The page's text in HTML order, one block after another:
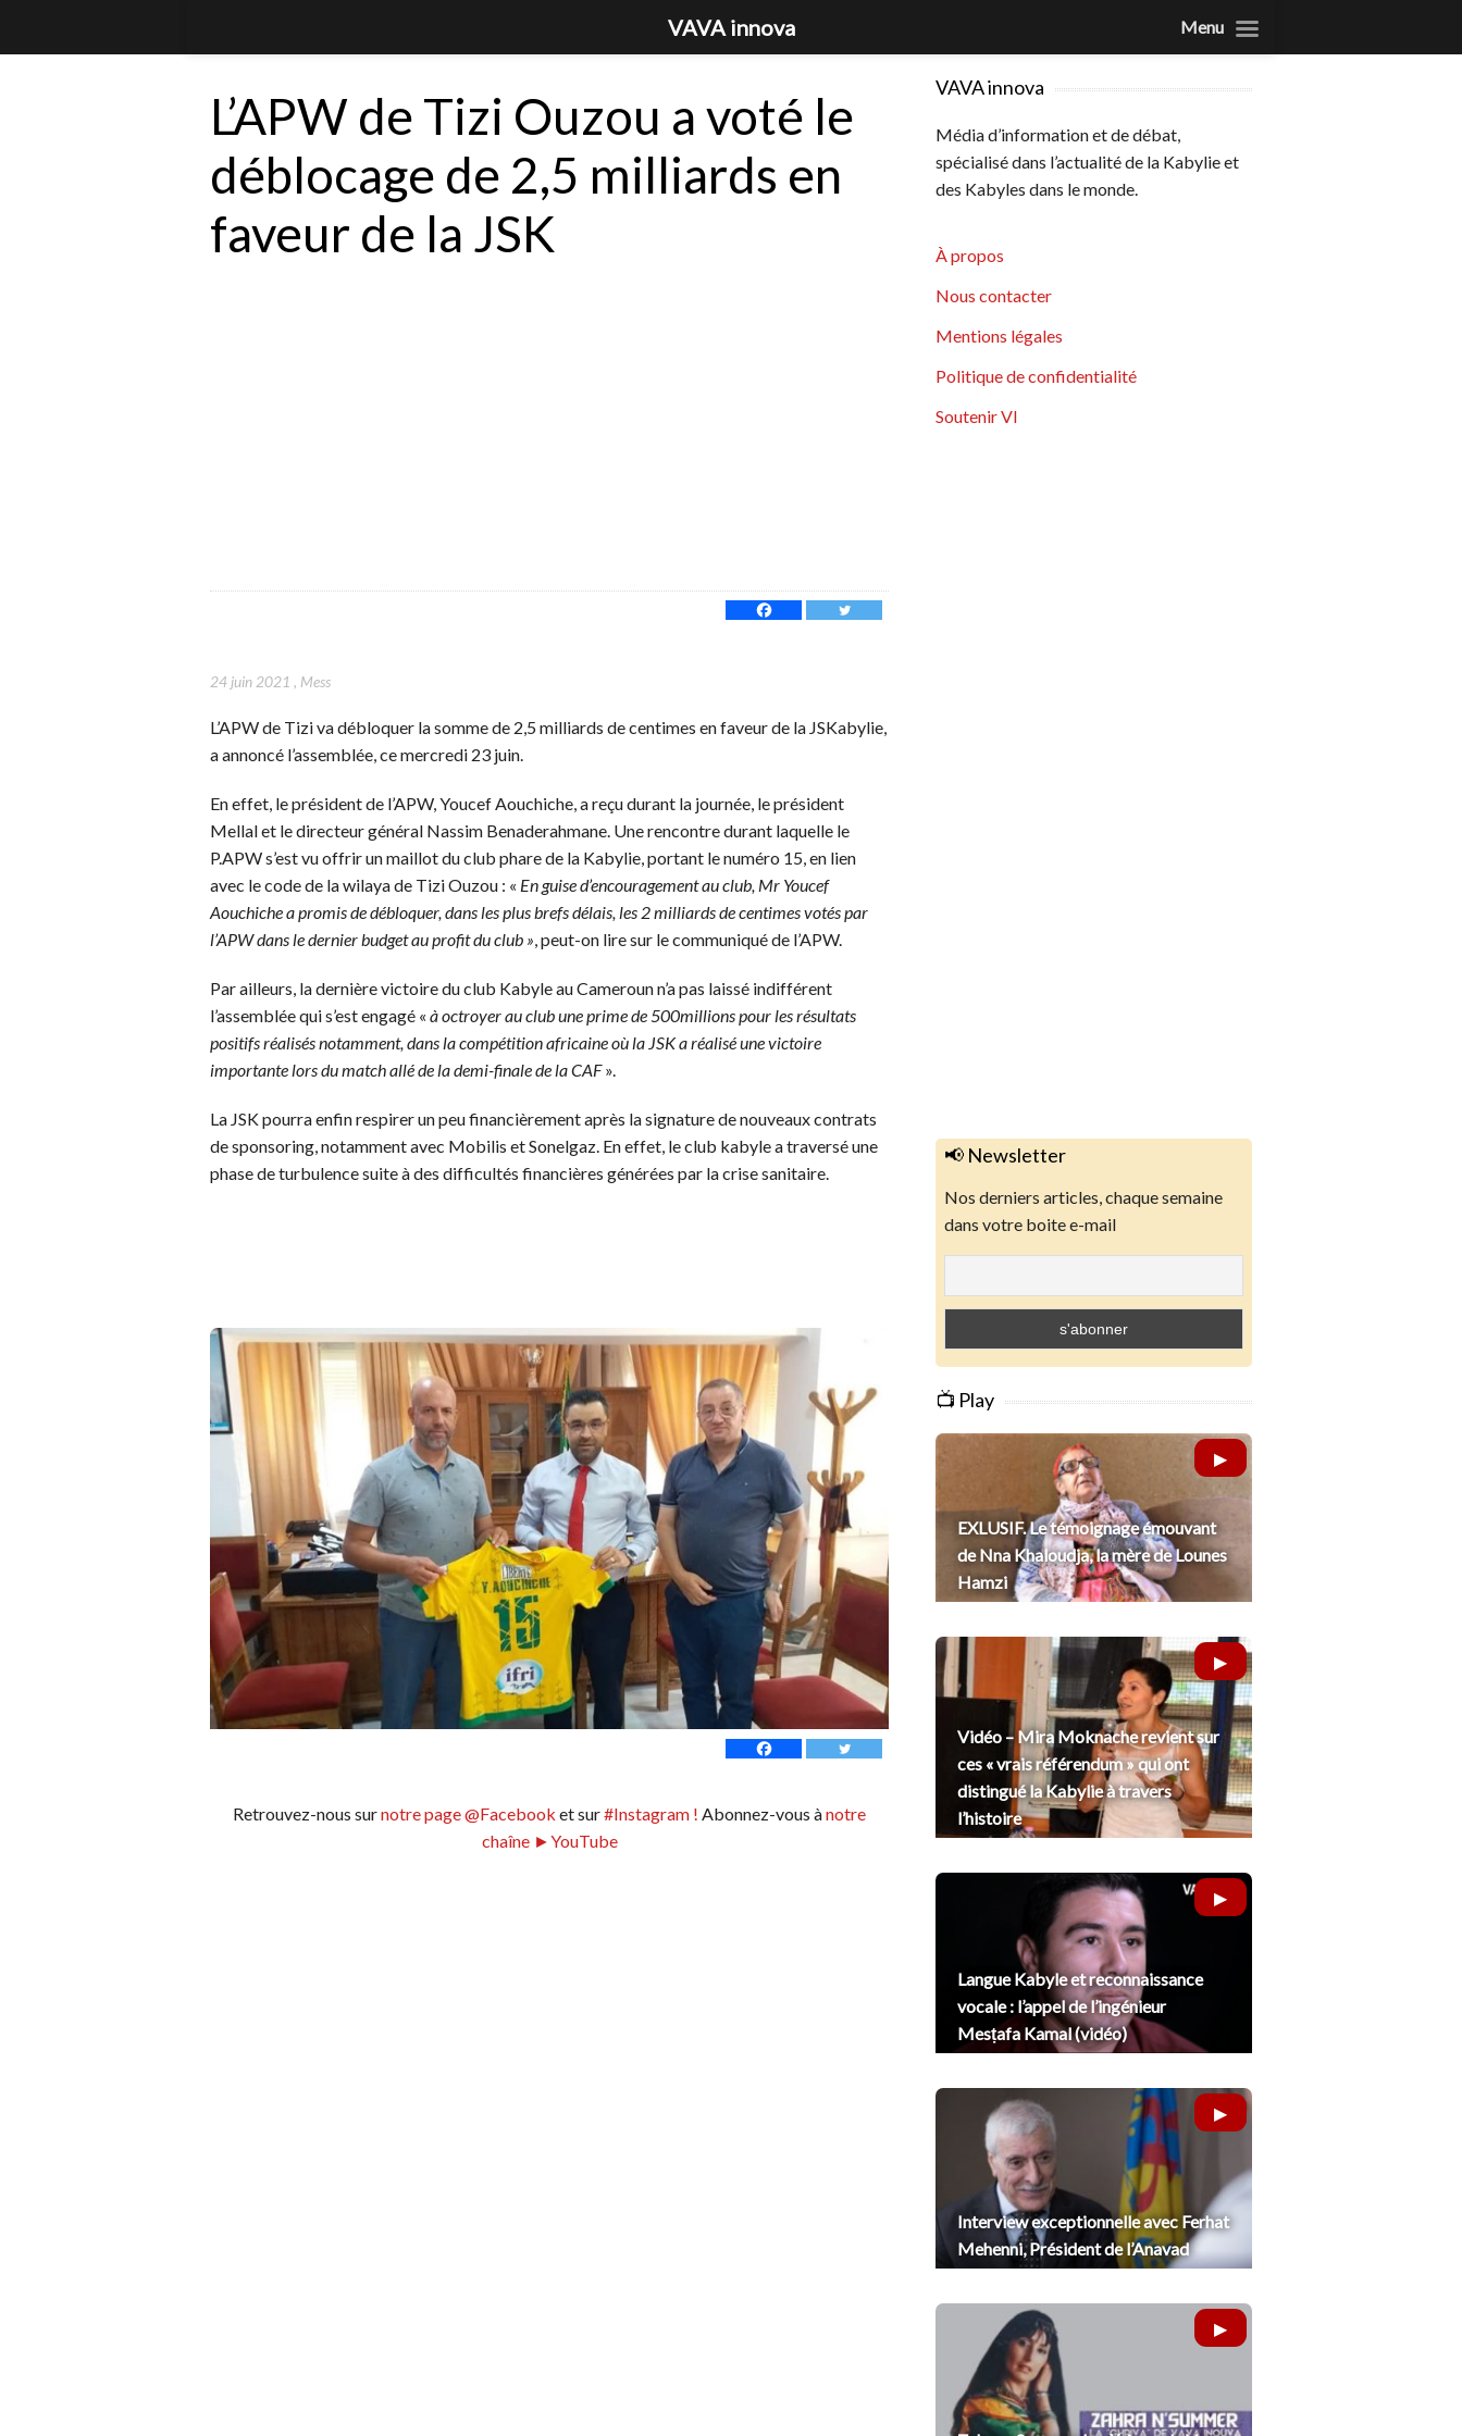
L’APW de Tizi Ouzou a voté le
déblocage de 2,5 milliards en
faveur de la JSK
24 juin 2021 , Mess
L’APW de Tizi va débloquer la somme de 2,5 milliards de centimes en faveur de la JSKabylie,
a annoncé l’assemblée, ce mercredi 23 juin.
En effet, le président de l’APW, Youcef Aouchiche, a reçu durant la journée, le président
Mellal et le directeur général Nassim Benaderahmane. Une rencontre durant laquelle le
P.APW s’est vu offrir un maillot du club phare de la Kabylie, portant le numéro 15, en lien
avec le code de la wilaya de Tizi Ouzou : « En guise d’encouragement au club, Mr Youcef
Aouchiche a promis de débloquer, dans les plus brefs délais, les 2 milliards de centimes votés par
l’APW dans le dernier budget au profit du club », peut-on lire sur le communiqué de l’APW.
Par ailleurs, la dernière victoire du club Kabyle au Cameroun n’a pas laissé indifférent
l’assemblée qui s’est engagé «à octroyer au club une prime de 500millions pour les résultats
positifs réalisés notamment, dans la compétition africaine où la JSK a réalisé une victoire
importante lors du match allé de la demi-finale de la CAF».
La JSK pourra enfin respirer un peu financièrement après la signature de nouveaux contrats
de sponsoring, notamment avec Mobilis et Sonelgaz. En effet, le club kabyle a traversé une
phase de turbulence suite à des difficultés financières générées par la crise sanitaire.
Retrouvez-nous surnotre page @Facebook et sur#Instagram ! Abonnez-vous ànotre
chaîne ►YouTube
VAVA innova
Média d’information et de débat,
spécialisé dans l’actualité de la Kabylie et
des Kabyles dans le monde.
À propos
Nous contacter
Mentions légales
Politique de confidentialité
Soutenir VI
📢 Newsletter
Nos derniers articles, chaque semaine
dans votre boite e-mail
📺 Play
EXLUSIF. Le témoignage émouvant
de Nna Khaloudja, la mère de Lounes
Hamzi
Vidéo – Mira Moknache revient sur
ces « vrais référendum » qui ont
distingué la Kabylie à travers
l’histoire
Langue Kabyle et reconnaissance
vocale : l’appel de l’ingénieur
Mesṭafa Kamal (vidéo)
Interview exceptionnelle avec Ferhat
Mehenni, Président de l’Anavad
VAVA innova Menu